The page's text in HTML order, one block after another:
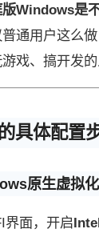
版Windows是
通用户这么
、搞开发的
具体配置
原生虚拟
界面，开启